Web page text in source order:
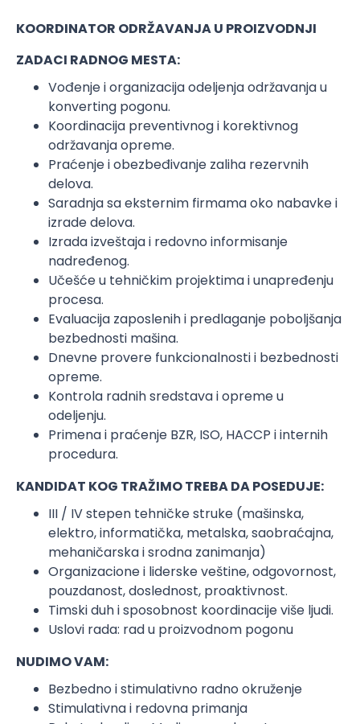
KOORDINATOR ODRŽAVANJA U PROIZVODNJI
ZADACI RADNOG MESTA:
Vođenje i organizacija odeljenja održavanja u
konverting pogonu.
Koordinacija preventivnog i korektivnog
održavanja opreme.
Praćenje i obezbeđivanje zaliha rezervnih
delova.
Saradnja sa eksternim firmama oko nabavke i
izrade delova.
Izrada izveštaja i redovno informisanje
nadređenog.
Učešće u tehničkim projektima i unapređenju
procesa.
Evaluacija zaposlenih i predlaganje poboljšanja
bezbednosti mašina.
Dnevne provere funkcionalnosti i bezbednosti
opreme.
Kontrola radnih sredstava i opreme u
odeljenju.
Primena i praćenje BZR, ISO, HACCP i internih
procedura.
KANDIDAT KOG TRAŽIMO TREBA DA POSEDUJE:
III / IV stepen tehničke struke (mašinska,
elektro, informatička, metalska, saobraćajna,
mehaničarska i srodna zanimanja)
Organizacione i liderske veštine, odgovornost,
pouzdanost, doslednost, proaktivnost.
Timski duh i sposobnost koordinacije više ljudi.
Uslovi rada: rad u proizvodnom pogonu
NUDIMO VAM:
Bezbedno i stimulativno radno okruženje
Stimulativna i redovna primanja